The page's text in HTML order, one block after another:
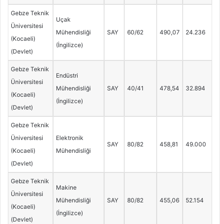
Gebze Teknik
Üniversitesi
(Kocaeli)
(Devlet)
Uçak
Mühendisliği
(İngilizce)
SAY 60/62 490,07 24.236
Gebze Teknik
Üniversitesi
(Kocaeli)
(Devlet)
Endüstri
Mühendisliği
(İngilizce)
SAY 40/41 478,54 32.894
Gebze Teknik
Üniversitesi
(Kocaeli)
(Devlet)
Elektronik
Mühendisliği
SAY 80/82 458,81 49.000
Gebze Teknik
Üniversitesi
(Kocaeli)
(Devlet)
Makine
Mühendisliği
(İngilizce)
SAY 80/82 455,06 52.154